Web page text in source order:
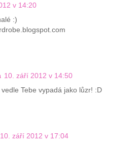
v 14:20
:)
10. září 2012 v 14:50
Tebe vypadá jako lůzr! :D
10. září 2012 v 17:04